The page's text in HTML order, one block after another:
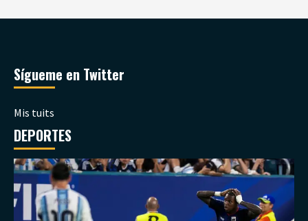
Sígueme en Twitter
Mis tuits
DEPORTES